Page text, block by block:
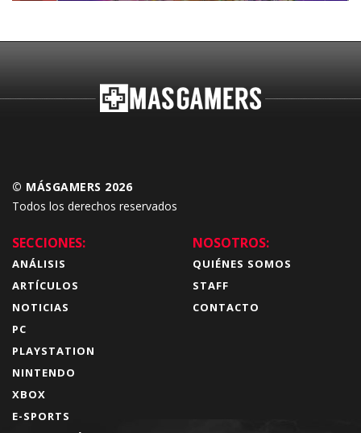
© MÁSGAMERS 2026
Todos los derechos reservados
SECCIONES:
ANÁLISIS
ARTÍCULOS
NOTICIAS
PC
PLAYSTATION
NINTENDO
XBOX
E-SPORTS
NOSOTROS:
QUIÉNES SOMOS
STAFF
CONTACTO